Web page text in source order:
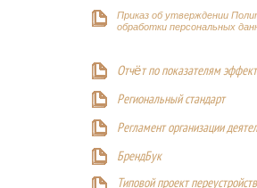
Приказ об утверждении
обработки персональных
Отчёт по показателям
Региональный стандарт
Регламент организации
БрендБук
Типовой проект